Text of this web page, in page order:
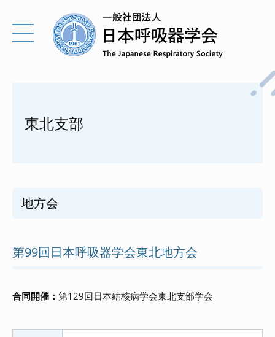
東北支部
地方会
第99回日本呼吸器学会東北地方会
合同開催： 第129回日本結核病学会東北支部学会